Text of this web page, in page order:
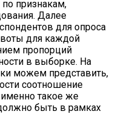
признакам,
Далее
для опроса
для каждой
пропорций
в выборке. На
можем представить,
соотношение
такое же
быть в рамках